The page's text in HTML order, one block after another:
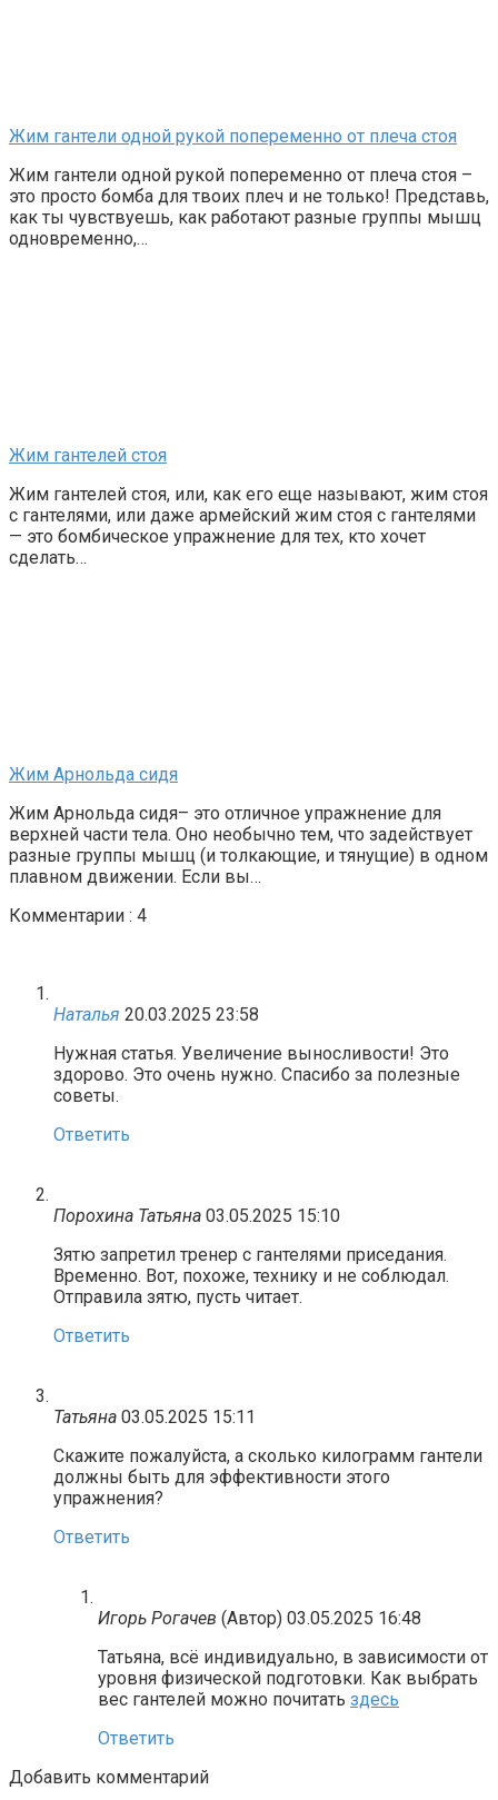
Жим гантели одной рукой попеременно от плеча стоя
Жим гантели одной рукой попеременно от плеча стоя –
это просто бомба для твоих плеч и не только! Представь,
как ты чувствуешь, как работают разные группы мышц
одновременно,…
Жим гантелей стоя
Жим гантелей стоя, или, как его еще называют, жим стоя
с гантелями, или даже армейский жим стоя с гантелями
— это бомбическое упражнение для тех, кто хочет
сделать…
Жим Арнольда сидя
Жим Арнольда сидя– это отличное упражнение для
верхней части тела. Оно необычно тем, что задействует
разные группы мышц (и толкающие, и тянущие) в одном
плавном движении. Если вы…
Комментарии : 4
Наталья 20.03.2025 23:58
Нужная статья. Увеличение выносливости! Это
здорово. Это очень нужно. Спасибо за полезные
советы.
Ответить
Порохина Татьяна 03.05.2025 15:10
Зятю запретил тренер с гантелями приседания.
Временно. Вот, похоже, технику и не соблюдал.
Отправила зятю, пусть читает.
Ответить
Татьяна 03.05.2025 15:11
Скажите пожалуйста, а сколько килограмм гантели
должны быть для эффективности этого
упражнения?
Ответить
Игорь Рогачев (Автор) 03.05.2025 16:48
Татьяна, всё индивидуально, в зависимости от
уровня физической подготовки. Как выбрать
вес гантелей можно почитать здесь
Ответить
Добавить комментарий